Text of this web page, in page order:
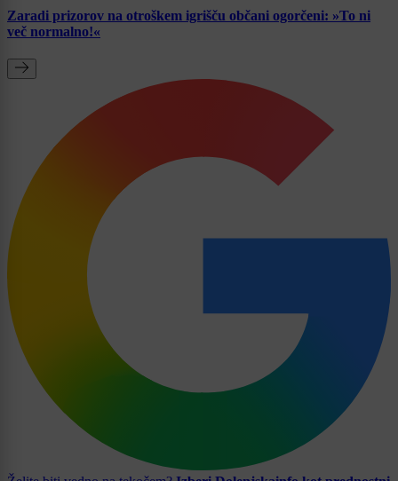
Zaradi prizorov na otroškem igrišču občani ogorčeni: »To ni
več normalno!«